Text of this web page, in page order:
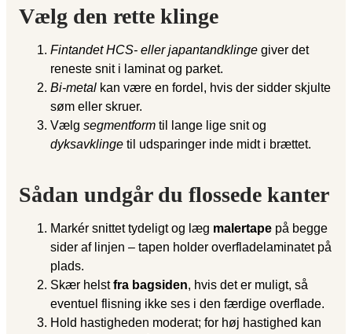
Vælg den rette klinge
Fintandet HCS- eller japantandklinge giver det
reneste snit i laminat og parket.
Bi-metal kan være en fordel, hvis der sidder skjulte
søm eller skruer.
Vælg segmentform til lange lige snit og
dyksavklinge til udsparinger inde midt i brættet.
Sådan undgår du flossede kanter
Markér snittet tydeligt og læg malertape på begge
sider af linjen – tapen holder overflade­­laminatet på
plads.
Skær helstfra bagsiden, hvis det er muligt, så
eventuel flisning ikke ses i den færdige overflade.
Hold hastigheden moderat; for høj hastighed kan